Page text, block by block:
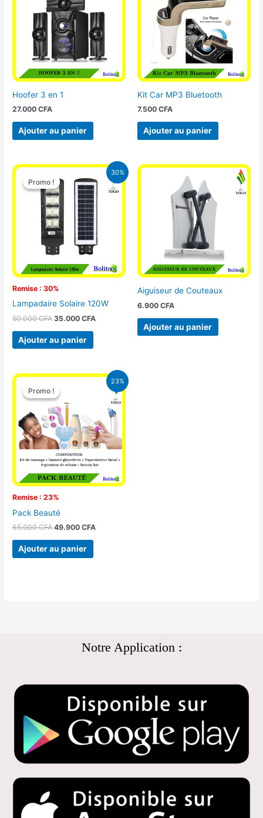
Hoofer 3 en 1
27.000CFA
Ajouter au panier
Kit Car MP3 Bluetooth
7.500 CFA
Ajouter au panier
30%
Promo !
Remise : 30%
Promo !
Lampadaire Solaire 120W
50.000CFA
Le
prix
initial
était :
50.000 CFA.
35.000CFA
Le
prix
actuel
est :
35.000 CFA.
Ajouter au panier
Aiguiseur de Couteaux
6.900 CFA
Ajouter au panier
23%
Promo !
Remise : 23%
Promo !
Pack Beauté
65.000CFA
Le
prix
initial
était :
65.000 CFA.
49.900CFA
Le
prix
actuel
est :
49.900 CFA.
Ajouter au panier
Notre Application :